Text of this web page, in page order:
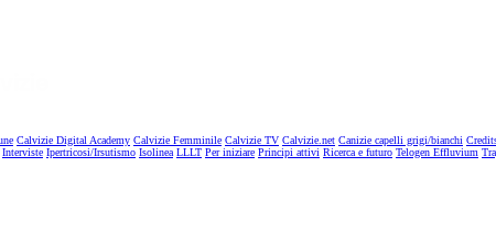
Calvizie Digital Academy Calvizie Femminile Calvizie TV Calvizie.net Canizie capelli grigi/bianchi
Interviste Ipertricosi/Irsutismo Isolinea LLLT Per iniziare Principi attivi Ricerca e futuro Telogen Effluvium